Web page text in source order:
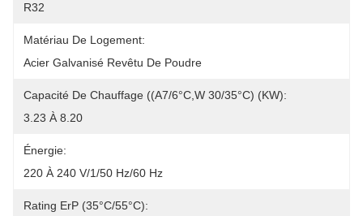
R32
Matériau De Logement:
Acier Galvanisé Revêtu De Poudre
Capacité De Chauffage ((A7/6°C,W 30/35°C) (kW):
3.23 À 8.20
Énergie:
220 À 240 V/1/50 Hz/60 Hz
Rating ErP (35°C/55°C):